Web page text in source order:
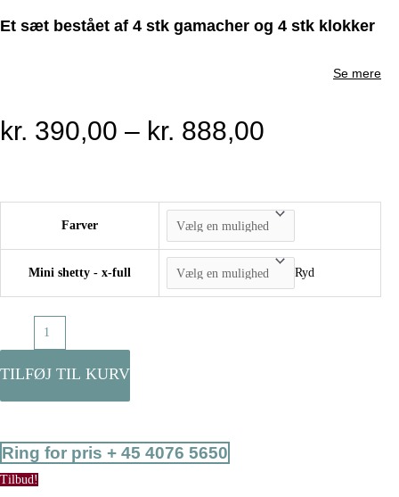
Et sæt bestået af 4 stk gamacher og 4 stk klokker
Se mere
kr. 390,00 – kr. 888,00
Farver
Mini shetty - x-full Ryd
af
læder
klokker
-
TILFØJ TIL KURV
Ring for pris + 45 4076 5650
Tilbud!